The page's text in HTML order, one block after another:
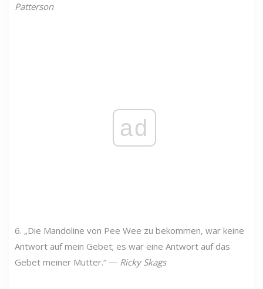
Patterson
ad
6. „Die Mandoline von Pee Wee zu bekommen, war keine
Antwort auf mein Gebet; es war eine Antwort auf das
Gebet meiner Mutter.“ ― Ricky Skags